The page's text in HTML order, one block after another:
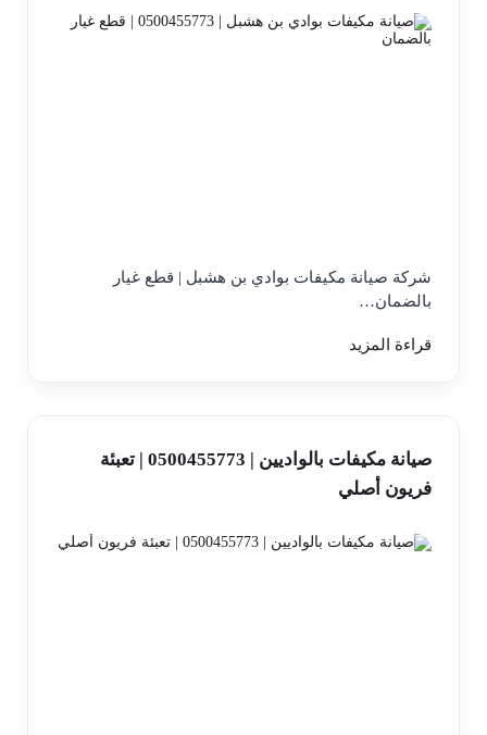
شركة صيانة مكيفات بوادي بن هشبل | قطع غيار
بالضمان…
قراءة المزيد
صيانة مكيفات بالواديين | 0500455773 | تعبئة
فريون أصلي